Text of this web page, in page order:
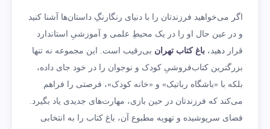
اگر می‌خواهید فرزندتان را با دنیای رنگارنگِ داستان‌ها آشنا کنید
و در عین حال او را در یک محیطِ علمی و آموزشیِ استاندارد
قرار دهید، باغ کتاب تهران بی‌رقیب است. این مجموعه نه تنها
بزرگترین کتاب‌فروشیِ کودک و نوجوان را در خود جای داده،
بلکه با «باشگاه رباتیک» و «خانه کودک»، فرصتی را فراهم
می‌کند که فرزندتان در حین بازی، مهارت‌های جدیدی یاد بگیرد.
فضای سرپوشیده و تهویه مطبوع آن، باغ کتاب را به انتخابی